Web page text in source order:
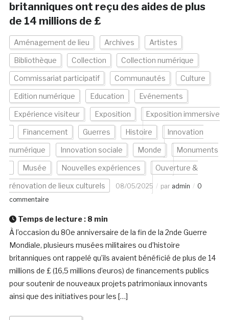
britanniques ont reçu des aides de plus
de 14 millions de £
Aménagement de lieu Archives Artistes
Bibliothèque Collection Collection numérique
Commissariat participatif Communautés Culture
Edition numérique Education Evénements
Expérience visiteur Exposition Exposition immersive
Financement Guerres Histoire Innovation
numérique Innovation sociale Monde Monuments
Musée Nouvelles expériences Ouverture &
rénovation de lieux culturels 08/05/2025 par admin
0
commentaire
Temps de lecture : 8 min
À l’occasion du 80e anniversaire de la fin de la 2nde Guerre
Mondiale, plusieurs musées militaires ou d’histoire
britanniques ont rappelé qu’ils avaient bénéficié de plus de 14
millions de £ (16,5 millions d’euros) de financements publics
pour soutenir de nouveaux projets patrimoniaux innovants
ainsi que des initiatives pour les […]